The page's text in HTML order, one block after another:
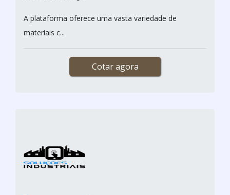
A plataforma oferece uma vasta variedade de
materiais c...
Cotar agora